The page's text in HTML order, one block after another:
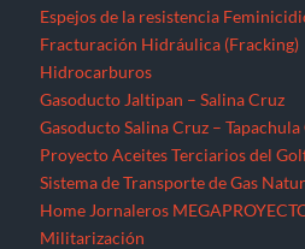
Espejos de la resistencia
Fracturación Hidráulica (Fracking)
Hidrocarburos
Gasoducto Jaltipan – Salina Cruz
Gasoducto Salina Cruz – Tapachula
Proyecto Aceites Terciarios del
Sistema de Transporte de Gas
Home Jornaleros
Militarización